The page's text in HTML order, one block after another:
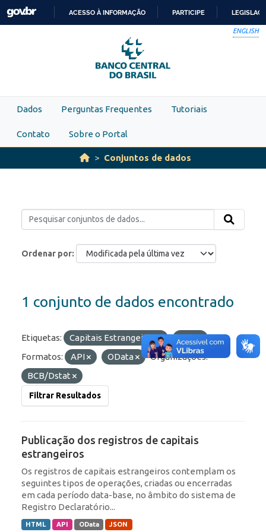
Skip to main content
PARA
O
CONTEÚDO
ACESSO À INFORMAÇÃO PARTICIPE
ENGLISH
Dados Perguntas Frequentes Tutoriais
Contato Sobre o Portal
Conjuntos de dados
Ordenar por
1 conjunto de dados encontrado
Etiquetas: Capitais Estrangeiros
ROF
Formatos:
API OData
Organizações:
BCB/Dstat
Filtrar Resultados
Publicação dos registros de capitais
estrangeiros
Os registros de capitais estrangeiros contemplam os
seguintes tipos de operações, criadas ou encerradas
em cada período data-base, no âmbito do sistema de
Registro Declaratório...
HTML API OData JSON